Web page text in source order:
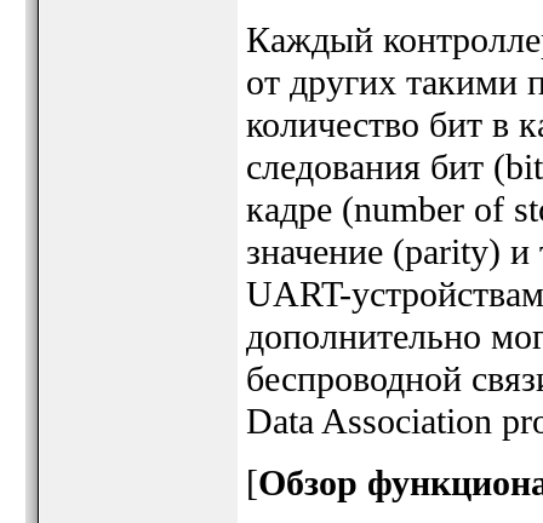
Каждый
от других такими
количество бит в
следования бит
кадре (number of
значение (parity)
UART-
дополнительно
беспроводной
Data Association
[Обзор